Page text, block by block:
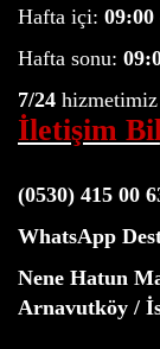
Hafta içi: 09:00
Hafta sonu:
7/24
İletişim
(0530) 415 00
WhatsApp
Nene Hatun
Arnavutköy /